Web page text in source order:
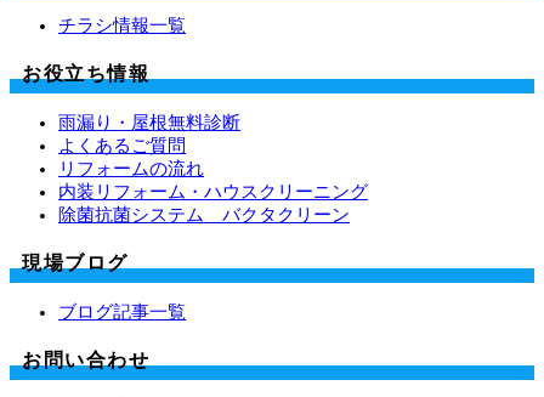
チラシ情報一覧
お役立ち情報
雨漏り・屋根無料診断
よくあるご質問
リフォームの流れ
内装リフォーム・ハウスクリーニング
除菌抗菌システム バクタクリーン
現場ブログ
ブログ記事一覧
お問い合わせ